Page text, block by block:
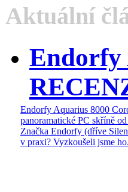
Aktuální
Endorfy
Endorfy Aquarius 8000
panoramatické PC skříně
Značka Endorfy (dříve
v praxi? Vyzkoušeli jsme ho.